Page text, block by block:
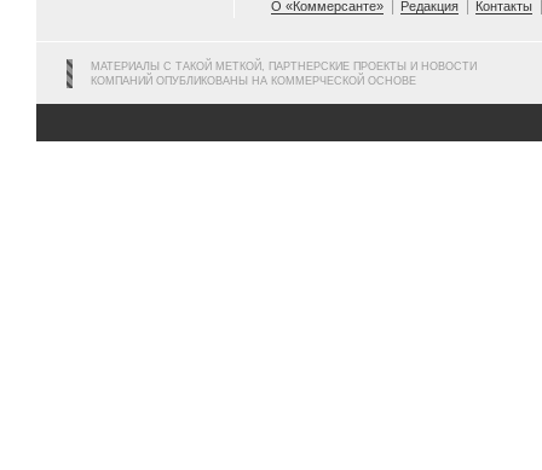
О «Коммерсанте»
Редакция Контакты
МАТЕРИАЛЫ С ТАКОЙ МЕТКОЙ, ПАРТНЕРСКИЕ ПРОЕКТЫ И НОВОСТИ
КОМПАНИЙ ОПУБЛИКОВАНЫ НА КОММЕРЧЕСКОЙ ОСНОВЕ